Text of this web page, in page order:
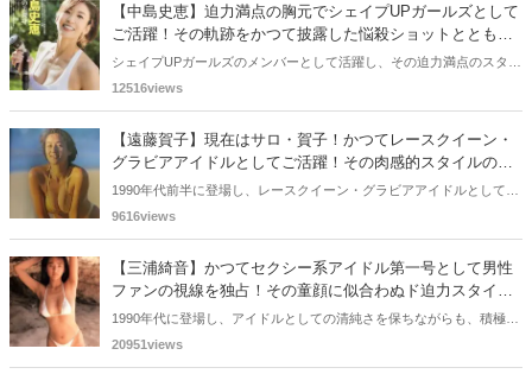
線を踏まえて振り返っていきたいと思います。
【中島史恵】迫力満点の胸元でシェイプUPガールズとして
ご活躍！その軌跡をかつて披露した悩殺ショットとともに
振り返る！
シェイプUPガールズのメンバーとして活躍し、その迫力満点のスタイ
ルで多くの男性ファンを魅了した中島史恵さん。タレント・女優とし
スポットを当て、その軌跡をエッチな目線を加えて振り返っていきた
いと思います。
12516views
【遠藤賀子】現在はサロ・賀子！かつてレースクイーン・
グラビアアイドルとしてご活躍！その肉感的スタイルの衝
撃が凄すぎる！
1990年代前半に登場し、レースクイーン・グラビアアイドルとして、
その存在感を大いに発揮した遠藤賀子さん。彼女のもつグラマラスボ
股間を熱くしたミドルエッジ世代は少なくないでしょう。今回の記事
では、そんな遠藤賀子さんの軌跡を振り返っていきます。
9616views
【三浦綺音】かつてセクシー系アイドル第一号として男性
ファンの視線を独占！その童顔に似合わぬド迫力スタイル
はインパクト抜群！
1990年代に登場し、アイドルとしての清純さを保ちながらも、積極的
に脱いで、世の男性ファンを魅了し続けた三浦綺音さん。ヌードル第
20951views